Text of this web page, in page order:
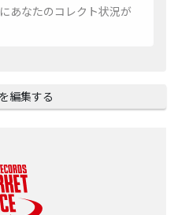
あなたのコレクト状況が
編集する